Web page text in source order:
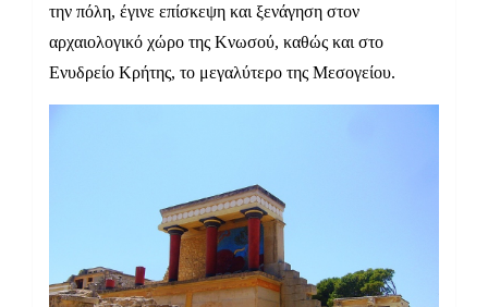
την πόλη, έγινε επίσκεψη και ξενάγηση στον
αρχαιολογικό χώρο της Κνωσού, καθώς και στο
Ενυδρείο Κρήτης, το μεγαλύτερο της Μεσογείου.